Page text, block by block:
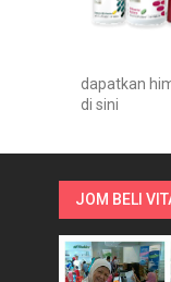
dapatkan
di sini
JOM BELI